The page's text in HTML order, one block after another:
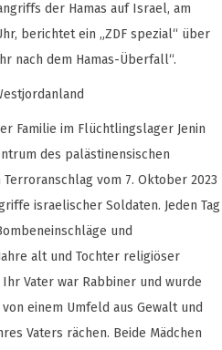
der Hamas auf Israel, am
berichtet ein „ZDF spezial“ über
nach dem Hamas-Überfall“.
Familie im Flüchtlingslager Jenin
des palästinensischen
vom 7. Oktober 2023
israelischer Soldaten. Jeden Tag
und
alt und Tochter religiöser
Vater war Rabbiner und wurde
einem Umfeld aus Gewalt und
Vaters rächen. Beide Mädchen